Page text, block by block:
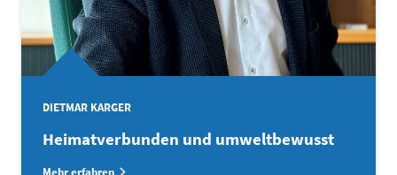
DIETMAR KARGER
Heimatverbunden und umweltbewusst
Mehr erfahren